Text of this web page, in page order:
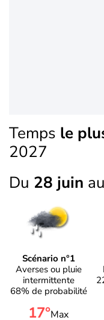
Temps le
2027
Du 28 juin au
Scénario n°1
Averses ou pluie
intermittente
68% de probabilité
17°Max